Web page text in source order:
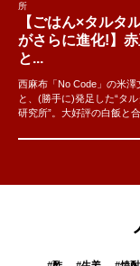
所
【ごはん×タルタ
がさらに進化!】
と...
西麻布「No Code」の米澤
と、(勝手に)発足した“タ
研究所”。大好評の白飯と合